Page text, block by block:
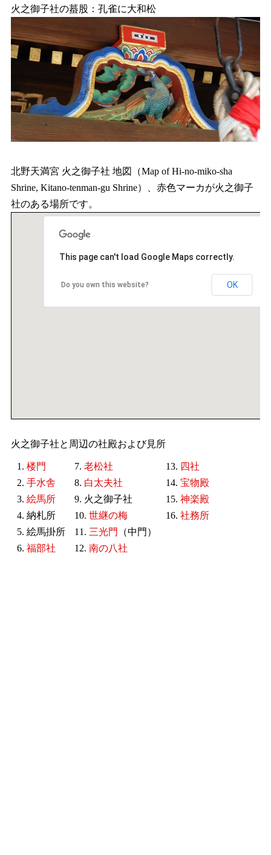
火之御子社の蟇股：孔雀に大和松
北野天満宮 火之御子社 地図（Map of Hi-no-miko-sha
Shrine, Kitano-tenman-gu Shrine）、赤色マーカが火之御子
社のある場所です。
This page can't load Google Maps correctly.
Do you own this website? OK
火之御子社と周辺の社殿および見所
1. 楼門
2. 手水舎
3. 絵馬所
4. 納札所
5. 絵馬掛所
6. 福部社
7. 老松社
8. 白太夫社
9. 火之御子社
10. 世継の梅
11. 三光門
（中門）
12. 南の八社
13. 四社
14. 宝物殿
15. 神楽殿
16. 社務所